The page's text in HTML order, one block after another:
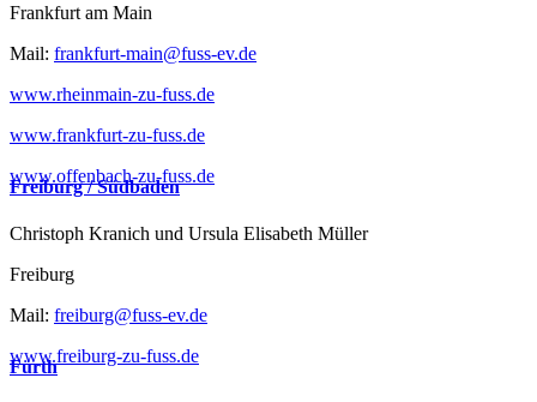
Frankfurt am Main
Mail: frankfurt-main@fuss-ev.de
www.rheinmain-zu-fuss.de
www.frankfurt-zu-fuss.de
www.offenbach-zu-fuss.de
Freiburg / Südbaden
Christoph Kranich und Ursula Elisabeth Müller
Freiburg
Mail: freiburg@fuss-ev.de
www.freiburg-zu-fuss.de
Fürth